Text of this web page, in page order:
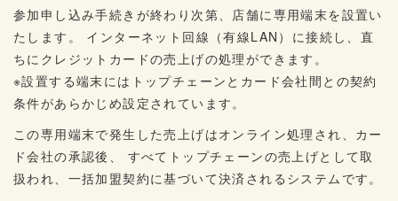
参加申し込み手続きが終わり次第、店舗に専用端末を設置い
たします。
インターネット回線（有線LAN）に接続し、 直
ちにクレジットカードの売上げの処理ができます。
※設置する端末にはトップチェーンとカード会社間との契約
条件があらかじめ設定されています。
この専用端末で発生した売上げはオンライン処理され、カー
ド会社の承認後、
すべてトップチェーンの売上げとして取
扱われ、一括加盟契約に基づいて決済されるシステムです。